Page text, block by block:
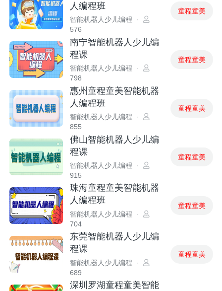
人编程班
智能机器人少儿编程
·
576
童程童美
南宁智能机器人少儿编
程课
智能机器人少儿编程
·
798
童程童美
惠州童程童美智能机器
人编程班
智能机器人少儿编程
·
855
童程童美
佛山智能机器人少儿编
程课
智能机器人少儿编程
·
915
童程童美
珠海童程童美智能机器
人编程班
智能机器人少儿编程
·
704
童程童美
东莞智能机器人少儿编
程课
智能机器人少儿编程
·
689
童程童美
深圳罗湖童程童美智能